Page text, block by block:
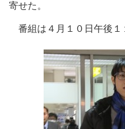
寄せた。
番組は４月１０日午後１